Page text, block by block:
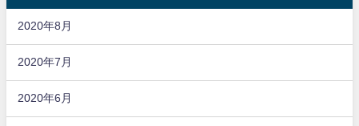
2020年8月
2020年7月
2020年6月